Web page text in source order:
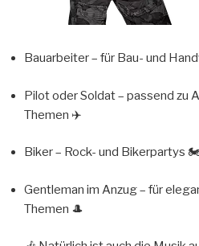
Bauarbeiter – für Bau- und
Pilot oder Soldat – passend zu
Themen ✈️
Biker – Rock- und Bikerpartys
Gentleman im Anzug – für
Themen 🎩